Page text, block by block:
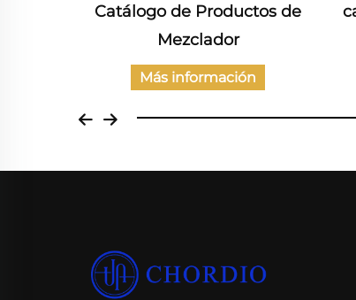
Catálogo de Productos de
Mezclador
Más información